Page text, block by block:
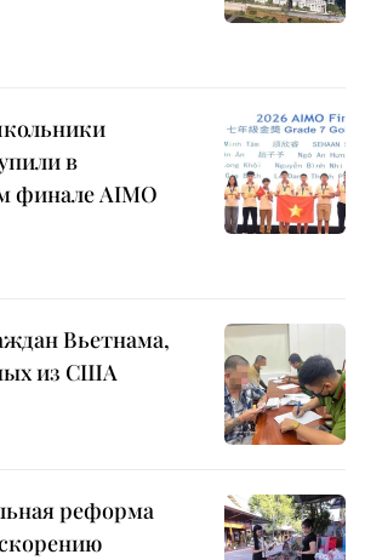
в
финале AIMO
Вьетнама,
из США
реформа